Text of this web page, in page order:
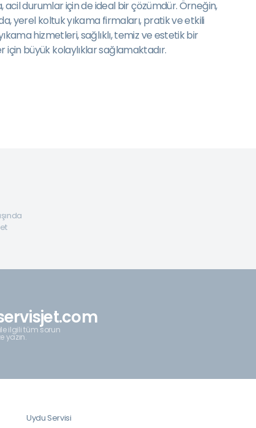
acil durumlar için de ideal bir çözümdür. Örneğin,
yerel koltuk yıkama firmaları, pratik ve etkili
hizmetleri, sağlıklı, temiz ve estetik bir
büyük kolaylıklar sağlamaktadır.
ilgili tüm sorun
yazın.
Uydu Servisi